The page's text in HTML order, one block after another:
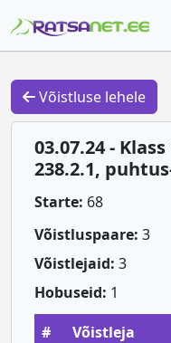
Võistluse lehele
03.07.24 -
238.2.1,
Starte: 68
Võistluspaare: 3
Võistlejaid: 3
Hobuseid: 1
#
Võistleja